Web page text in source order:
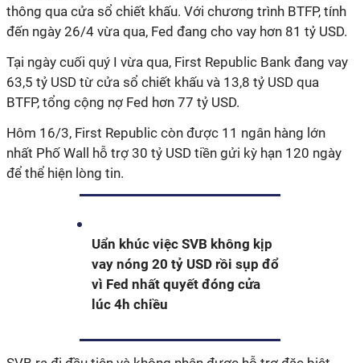
thông qua cửa sổ chiết khấu. Với chương trình BTFP, tính
đến ngày 26/4 vừa qua, Fed đang cho vay hơn 81 tỷ USD.
Tại ngày cuối quý I vừa qua, First Republic Bank đang vay
63,5 tỷ USD từ cửa sổ chiết khấu và 13,8 tỷ USD qua
BTFP, tổng cộng nợ Fed hơn 77 tỷ USD.
Hôm 16/3, First Republic còn được 11 ngân hàng lớn
nhất Phố Wall hỗ trợ 30 tỷ USD tiền gửi kỳ hạn 120 ngày
để thể hiện lòng tin.
Uẩn khúc việc SVB không kịp
vay nóng 20 tỷ USD rồi sụp đổ
vì Fed nhất quyết đóng cửa
lúc 4h chiều